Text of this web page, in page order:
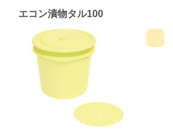
エコン漬物タル100